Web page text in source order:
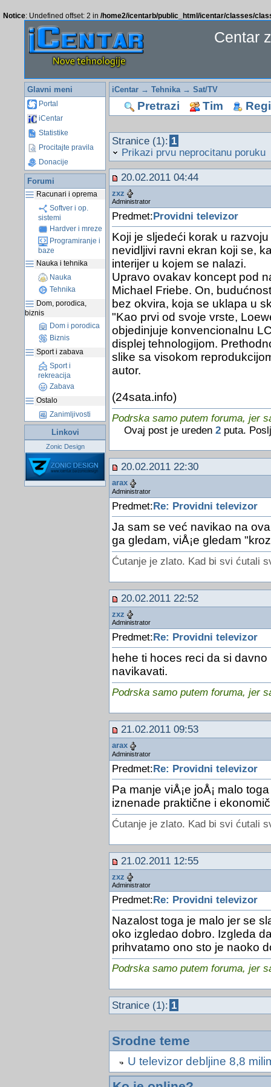
Notice: Undefined offset: 2 in /home2/icentarb/public_html/icentar/classes/
Centar
Glavni meni
Portal
iCentar
Statistike
Procitajte pravila
Donacije
Forumi
Racunari i oprema
Softver i op.
sistemi
Hardver i mreze
Programiranje i
baze
Nauka i tehnika
Nauka
Tehnika
Dom, porodica,
biznis
Dom i porodica
Biznis
Sport i zabava
Sport i
rekreacija
Zabava
Ostalo
Zanimljivosti
Linkovi
Zonic Design
iCentar→ Tehnika→ Sat/TV
Pretrazi Tim
Stranice (1): 1
Prikazi prvu neprocitanu poruku
20.02.2011 04:44
zxz
Administrator
Predmet: Providni televizor
Koji je sljedeći korak u
nevidljivi ravni ekran koji se,
interijer u kojem se nalazi.
Upravo ovakav koncept pod
Michael Friebe. On,
bez okvira, koja se uklapa u
"Kao prvi od svoje vrste,
objedinjuje konvencionalnu
displej tehnologijom.
slike sa visokom
autor.
(24sata.info)
Podrska samo putem foruma, jer
Ovaj post je ureden 2puta.
20.02.2011 22:30
arax
Administrator
Predmet:Re: Providni televizor
Ja sam se već navikao na
ga gledam, viÅ¡e gledam
Ćutanje je zlato. Kad bi svi ćutali
20.02.2011 22:52
zxz
Administrator
Predmet: Re: Providni televizor
hehe ti hoces reci da si
navikavati.
Podrska samo putem foruma, jer
21.02.2011 09:53
arax
Administrator
Predmet:Re: Providni televizor
Pa manje viÅ¡e joÅ¡ malo
iznenade praktične i
Ćutanje je zlato. Kad bi svi ćutali
21.02.2011 12:55
zxz
Administrator
Predmet: Re: Providni televizor
Nazalost toga je malo jer se
oko izgledao dobro. Izgleda
prihvatamo ono sto je naoko
Podrska samo putem foruma, jer
Stranice (1): 1
Srodne teme
U televizor debljine 8,8